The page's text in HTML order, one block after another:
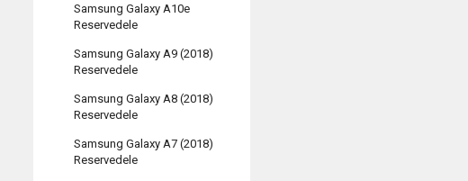
Samsung Galaxy A10e
Reservedele
Samsung Galaxy A9 (2018)
Reservedele
Samsung Galaxy A8 (2018)
Reservedele
Samsung Galaxy A7 (2018)
Reservedele